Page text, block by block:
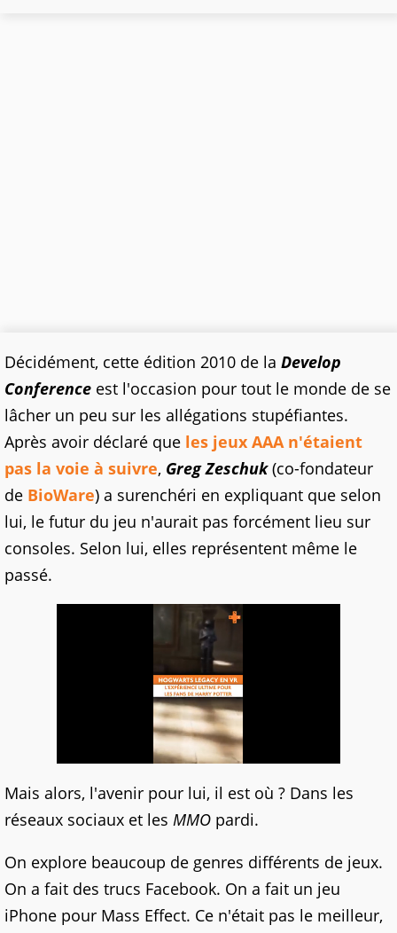
Décidément, cette édition 2010 de la Develop
Conference est l'occasion pour tout le monde de se
lâcher un peu sur les allégations stupéfiantes.
Après avoir déclaré que les jeux AAA n'étaient
pas la voie à suivre, Greg Zeschuk(co-fondateur
de BioWare) a surenchéri en expliquant que selon
lui, le futur du jeu n'aurait pas forcément lieu sur
consoles. Selon lui, elles représentent même le
passé.
Mais alors, l'avenir pour lui, il est où ? Dans les
réseaux sociaux et les MMO pardi.
On explore beaucoup de genres différents de jeux.
On a fait des trucs Facebook. On a fait un jeu
iPhone pour Mass Effect. Ce n'était pas le meilleur,